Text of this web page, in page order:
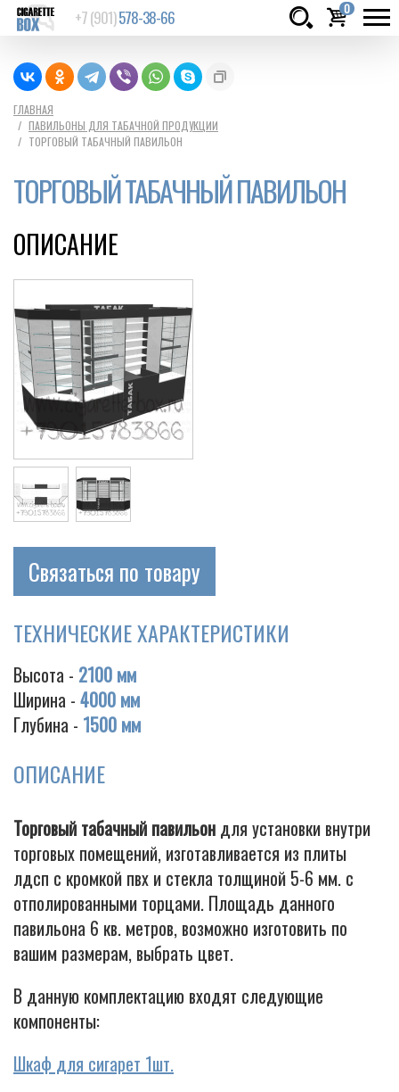
Cigarette
+7 (901)578-38-66 0
ГЛАВНАЯ
ПАВИЛЬОНЫ ДЛЯ ТАБАЧНОЙ ПРОДУКЦИИ
ТОРГОВЫЙ ТАБАЧНЫЙ ПАВИЛЬОН
ТОРГОВЫЙ ТАБАЧНЫЙ ПАВИЛЬОН
ОПИСАНИЕ
Связаться по товару
ТЕХНИЧЕСКИЕ ХАРАКТЕРИСТИКИ
Высота - 2100 мм
Ширина - 4000 мм
Глубина - 1500 мм
ОПИСАНИЕ
Торговый табачный павильон для установки внутри
торговых помещений, изготавливается из плиты
лдсп с кромкой пвх и стекла толщиной 5-6 мм. с
отполированными торцами. Площадь данного
павильона 6 кв. метров, возможно изготовить по
вашим размерам, выбрать цвет.
В данную комплектацию входят следующие
компоненты:
Шкаф для сигарет 1шт.